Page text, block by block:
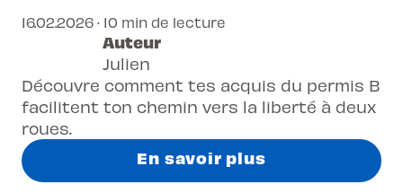
Découvre comment tes acquis du permis B
facilitent ton chemin vers la liberté à deux
roues.
En savoir plus
16.02.2026 · 10 min de lecture
Auteur
Julien